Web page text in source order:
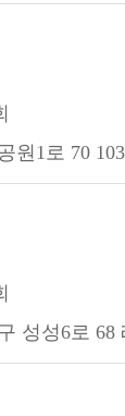
원1로 70
성성6로 68